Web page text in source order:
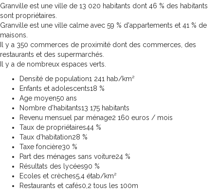
Granville est une ville de 13 020 habitants dont 46 % des habitants
sont propriétaires.
Granville est une ville calme avec 59 % d'appartements et 41 % de
maisons.
Il y a 350 commerces de proximité dont des commerces, des
restaurants et des supermarchés.
Il y a de nombreux espaces verts.
Densité de population1 241 hab/km²
Enfants et adolescents18 %
Age moyen50 ans
Nombre d'habitants13 175 habitants
Revenu mensuel par ménage2 160 euros / mois
Taux de propriétaires44 %
Taux d'habitation28 %
Taxe foncière30 %
Part des ménages sans voiture24 %
Résultats des lycées90 %
Ecoles et crèches5,4 étab/km²
Restaurants et cafés0,2 tous les 100m